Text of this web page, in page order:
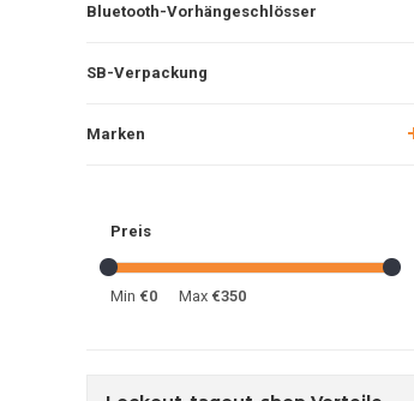
Bluetooth-Vorhängeschlösser
SB-Verpackung
Marken
Preis
Min €0 Max €350